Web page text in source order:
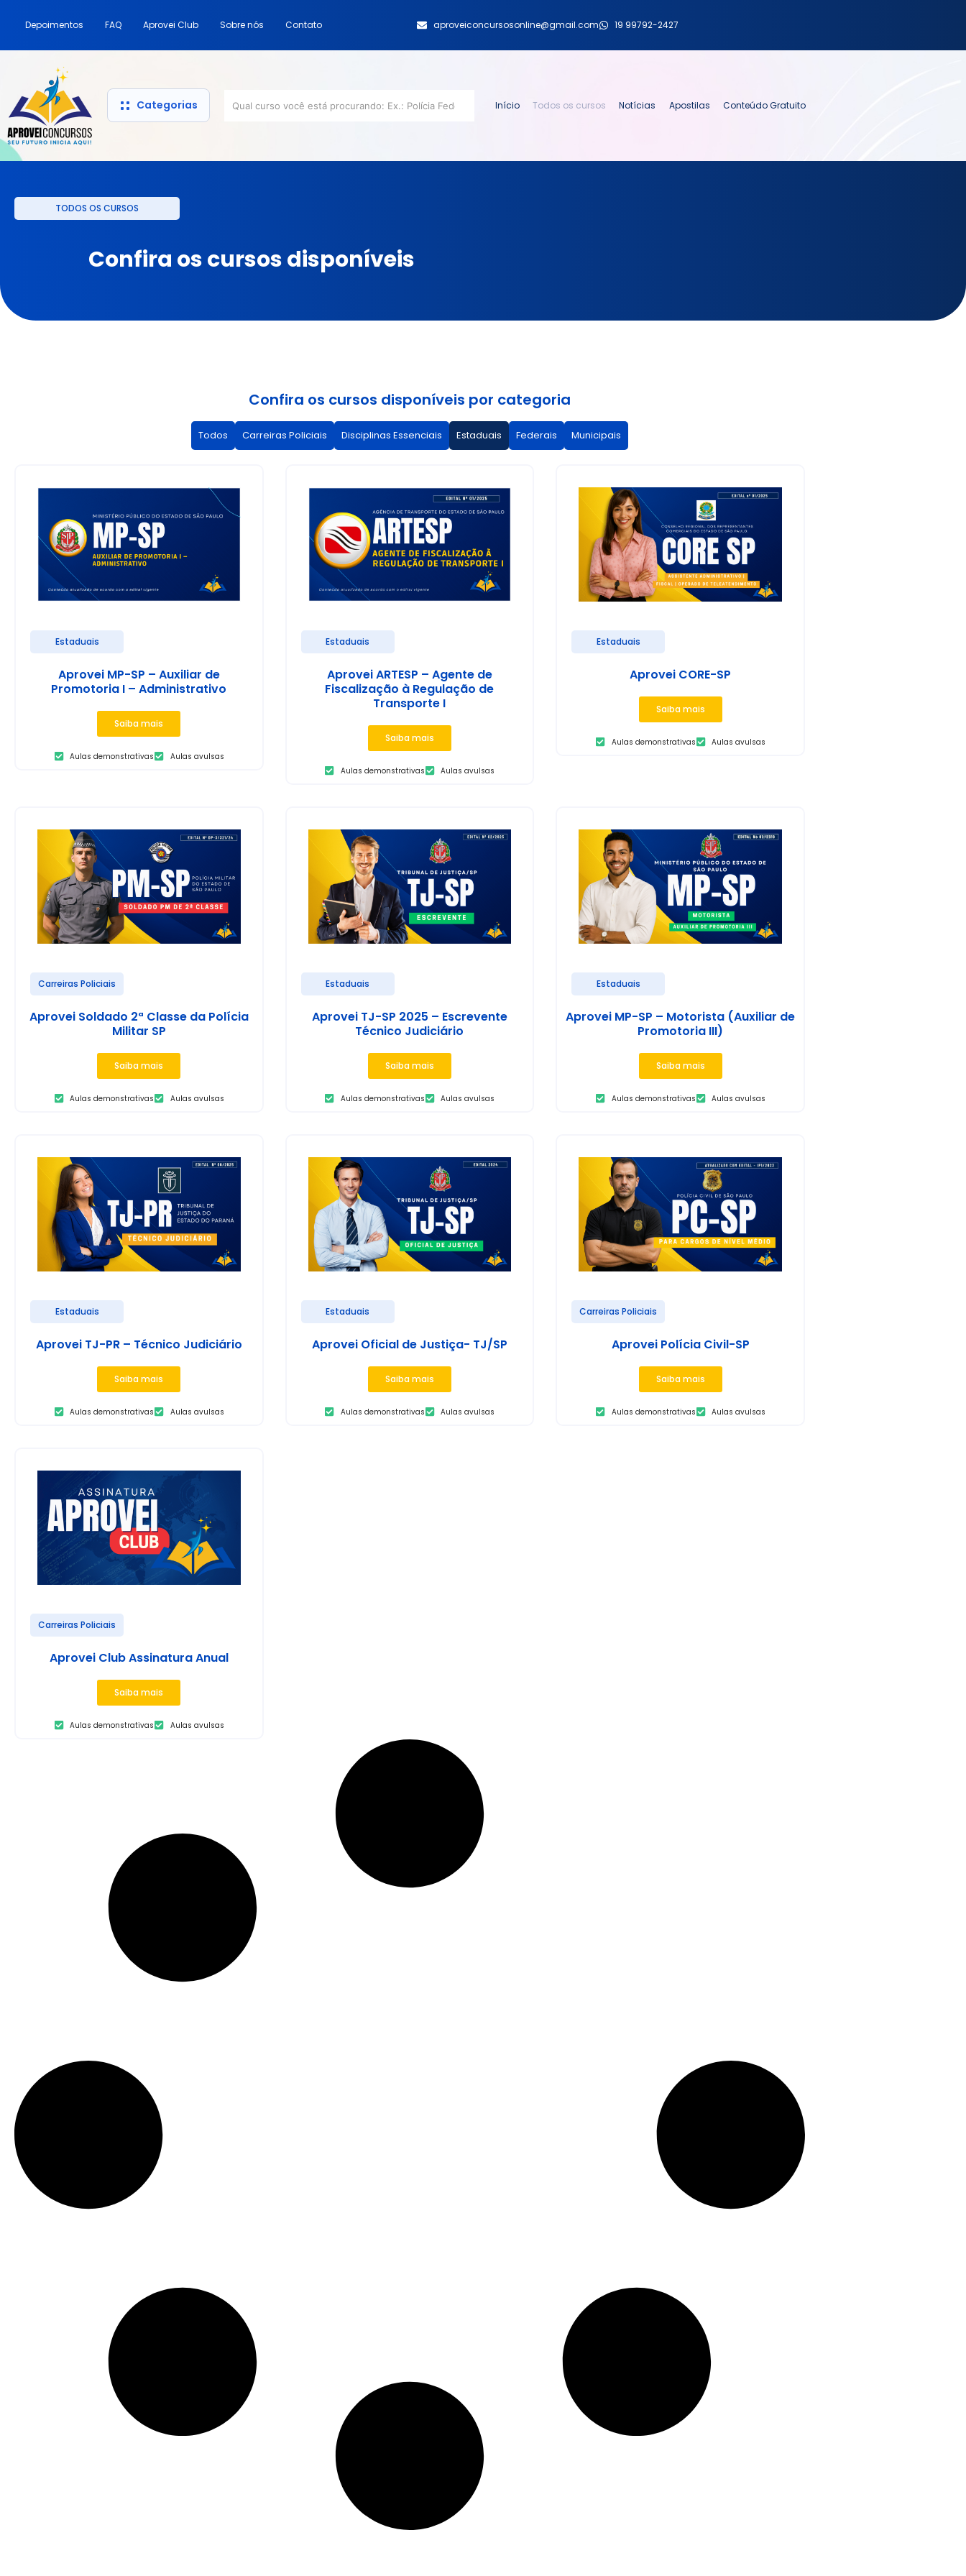
Depoimentos FAQ Aprovei Club Sobre nós Contato aproveiconcursosonline@gmail.com 19 99792-2427
Categorias Início Todos os cursos Notícias Apostilas Conteúdo Gratuito
TODOS OS CURSOS
Confira os cursos disponíveis
Confira os cursos disponíveis por categoria​
Carreiras Policiais Disciplinas Essenciais Estaduais Federais Municipais
Todos
Estaduais
Aprovei MP-SP – Auxiliar de
Promotoria I – Administrativo
Saiba mais
Aulas demonstrativas Aulas avulsas
Estaduais
Aprovei ARTESP – Agente de
Fiscalização à Regulação de
Transporte I
Saiba mais
Aulas demonstrativas Aulas avulsas
Estaduais
Aprovei CORE-SP
Saiba mais
Aulas demonstrativas Aulas avulsas
Carreiras Policiais
Aprovei Soldado 2ª Classe da Polícia
Militar SP
Saiba mais
Aulas demonstrativas Aulas avulsas
Estaduais
Aprovei TJ-SP 2025 – Escrevente
Técnico Judiciário
Saiba mais
Aulas demonstrativas Aulas avulsas
Estaduais
Aprovei MP-SP – Motorista (Auxiliar de
Promotoria III)
Saiba mais
Aulas demonstrativas Aulas avulsas
Estaduais
Aprovei TJ-PR – Técnico Judiciário
Saiba mais
Aulas demonstrativas Aulas avulsas
Estaduais
Aprovei Oficial de Justiça- TJ/SP
Saiba mais
Aulas demonstrativas Aulas avulsas
Carreiras Policiais
Aprovei Polícia Civil-SP
Saiba mais
Aulas demonstrativas Aulas avulsas
Carreiras Policiais
Aprovei Club Assinatura Anual
Saiba mais
Aulas demonstrativas Aulas avulsas